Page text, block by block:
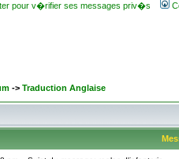
pour v�rifier ses messages priv�s
-> Traduction Anglaise